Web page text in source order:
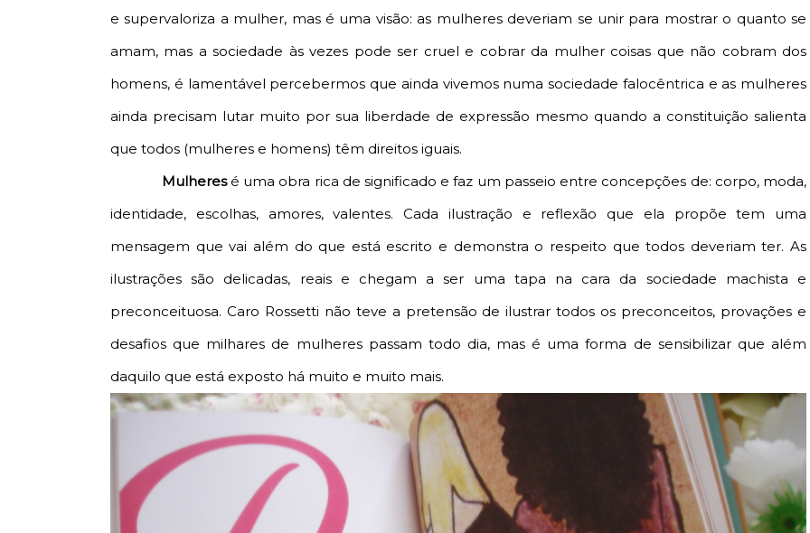
e supervaloriza a mulher, mas é uma visão: as mulheres deveriam se unir para mostrar o quanto se
amam, mas a sociedade às vezes pode ser cruel e cobrar da mulher coisas que não cobram dos
homens, é lamentável percebermos que ainda vivemos numa sociedade falocêntrica e as mulheres
ainda precisam lutar muito por sua liberdade de expressão mesmo quando a constituição salienta
que todos (mulheres e homens) têm direitos iguais.
Mulheresé uma obra rica de significado e faz um passeio entre concepções de: corpo, moda,
identidade, escolhas, amores, valentes. Cada ilustração e reflexão que ela propõe tem uma
mensagem que vai além do que está escrito e demonstra o respeito que todos deveriam ter. As
ilustrações são delicadas, reais e chegam a ser uma tapa na cara da sociedade machista e
preconceituosa. Caro Rossetti não teve a pretensão de ilustrar todos os preconceitos, provações e
desafios que milhares de mulheres passam todo dia, mas é uma forma de sensibilizar que além
daquilo que está exposto há muito e muito mais.